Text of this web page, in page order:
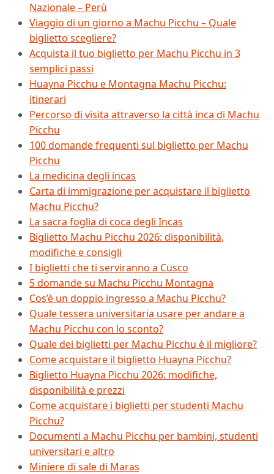
Nazionale – Perù
Viaggio di un giorno a Machu Picchu – Quale
biglietto scegliere?
Acquista il tuo biglietto per Machu Picchu in 3
semplici passi
Huayna Picchu e Montagna Machu Picchu:
itinerari
Percorso di visita attraverso la città inca di Machu
Picchu
100 domande frequenti sul biglietto per Machu
Picchu
La medicina degli incas
Carta di immigrazione per acquistare il biglietto
Machu Picchu?
La sacra foglia di coca degli Incas
Biglietto Machu Picchu 2026: disponibilità,
modifiche e consigli
I biglietti che ti serviranno a Cusco
5 domande su Machu Picchu Montagna
Cos’è un doppio ingresso a Machu Picchu?
Quale tessera universitaria usare per andare a
Machu Picchu con lo sconto?
Quale dei biglietti per Machu Picchu è il migliore?
Come acquistare il biglietto Huayna Picchu?
Biglietto Huayna Picchu 2026: modifiche,
disponibilità e prezzi
Come acquistare i biglietti per studenti Machu
Picchu?
Documenti a Machu Picchu per bambini, studenti
universitari e altro
Miniere di sale di Maras